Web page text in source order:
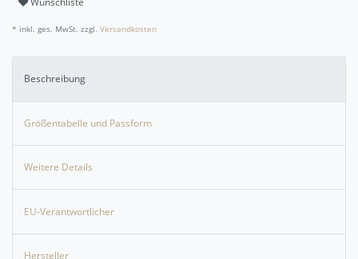
* inkl. ges. MwSt. zzgl. Versandkosten
Beschreibung
Größentabelle und Passform
Weitere Details
EU-Verantwortlicher
Hersteller